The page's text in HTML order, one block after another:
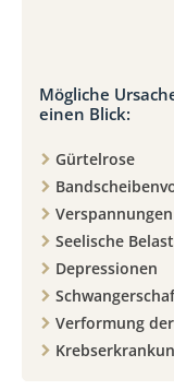
Mögliche
einen Blick:
Gürtelrose
Verspannungen
Seelische
Depressionen
Verformung